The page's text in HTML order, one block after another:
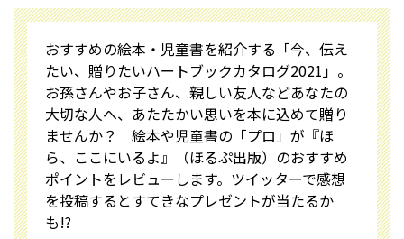
おすすめの絵本・児童書を紹介する「今、伝え
たい、贈りたいハートブックカタログ2021」。
お孫さんやお子さん、親しい友人などあなたの
大切な人へ、あたたかい思いを本に込めて贈り
ませんか？ 絵本や児童書の「プロ」が『ほ
ら、ここにいるよ』（ほるぷ出版）のおすすめ
ポイントをレビューします。ツイッターで感想
を投稿するとすてきなプレゼントが当たるか
も!?